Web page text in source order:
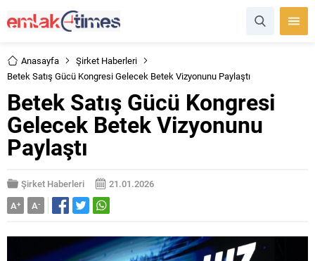
Anasayfa
Şirket Haberleri
Betek Satış Gücü Kongresi Gelecek Betek Vizyonunu Paylaştı
Betek Satış Gücü Kongresi
Gelecek Betek Vizyonunu
Paylaştı
Şirket Haberleri
21.01.2026
A+ A-